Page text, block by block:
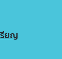
รียญ